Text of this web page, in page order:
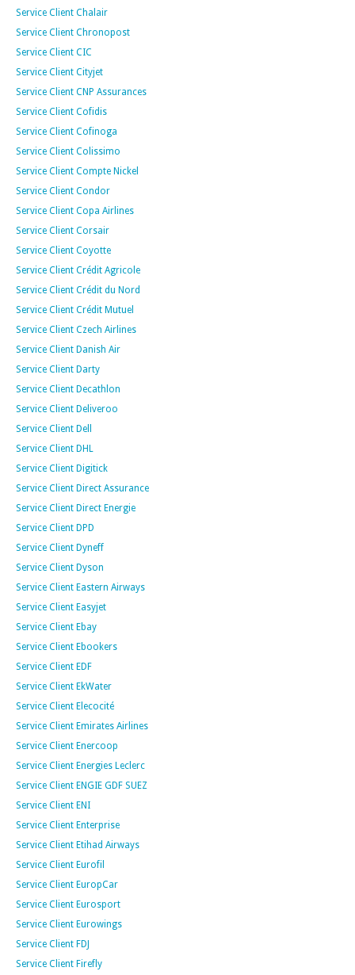
Service Client Chalair
Service Client Chronopost
Service Client CIC
Service Client Cityjet
Service Client CNP Assurances
Service Client Cofidis
Service Client Cofinoga
Service Client Colissimo
Service Client Compte Nickel
Service Client Condor
Service Client Copa Airlines
Service Client Corsair
Service Client Coyotte
Service Client Crédit Agricole
Service Client Crédit du Nord
Service Client Crédit Mutuel
Service Client Czech Airlines
Service Client Danish Air
Service Client Darty
Service Client Decathlon
Service Client Deliveroo
Service Client Dell
Service Client DHL
Service Client Digitick
Service Client Direct Assurance
Service Client Direct Energie
Service Client DPD
Service Client Dyneff
Service Client Dyson
Service Client Eastern Airways
Service Client Easyjet
Service Client Ebay
Service Client Ebookers
Service Client EDF
Service Client EkWater
Service Client Elecocité
Service Client Emirates Airlines
Service Client Enercoop
Service Client Energies Leclerc
Service Client ENGIE GDF SUEZ
Service Client ENI
Service Client Enterprise
Service Client Etihad Airways
Service Client Eurofil
Service Client EuropCar
Service Client Eurosport
Service Client Eurowings
Service Client FDJ
Service Client Firefly